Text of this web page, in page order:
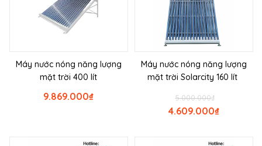
Máy nước nóng năng lượng
mặt trời 400 lít
₫
9.869.000
Máy nước nóng năng lượng
mặt trời Solarcity 160 lít
₫
5.000.000
₫
4.609.000